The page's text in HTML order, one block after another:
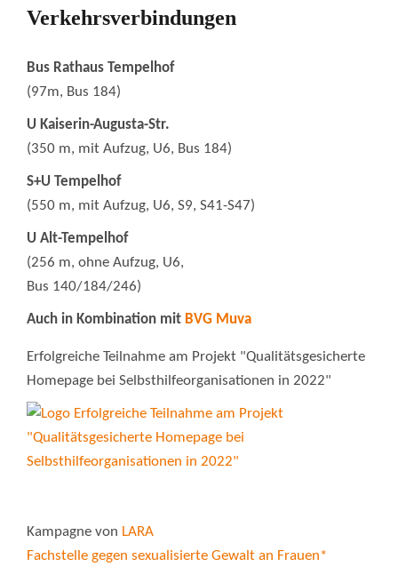
Verkehrsverbindungen
Bus Rathaus Tempelhof
(97m, Bus 184)
U Kaiserin-Augusta-Str.
(350 m, mit Aufzug, U6, Bus 184)
S+U Tempelhof
(550 m, mit Aufzug, U6, S9, S41-S47)
U Alt-Tempelhof
(256 m, ohne Aufzug, U6,
Bus 140/184/246)
Auch in Kombination mit BVG Muva
Erfolgreiche Teilnahme am Projekt "Qualitätsgesicherte
Homepage bei Selbsthilfeorganisationen in 2022"
Kampagne von LARA
Fachstelle gegen sexualisierte Gewalt an Frauen*